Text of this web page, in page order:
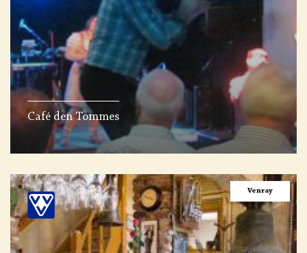
Café den Tommes
Venray